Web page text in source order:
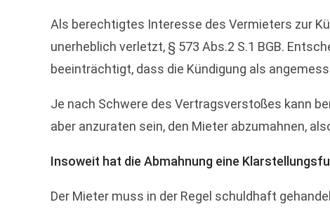
Als berechtigtes Interesse des Vermieters zur
unerheblich verletzt, § 573 Abs.2 S.1 BGB.
beeinträchtigt, dass die Kündigung als
Je nach Schwere des Vertragsverstoßes kann
aber anzuraten sein, den Mieter abzumahnen,
Insoweit hat die Abmahnung eine
Der Mieter muss in der Regel schuldhaft